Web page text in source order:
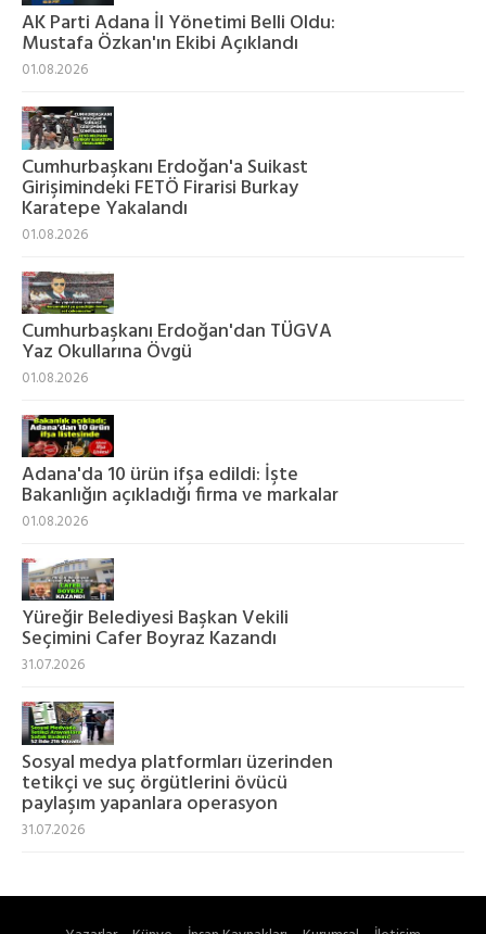
AK Parti Adana İl Yönetimi Belli Oldu:
Mustafa Özkan'ın Ekibi Açıklandı
01.08.2026
Cumhurbaşkanı Erdoğan'a Suikast
Girişimindeki FETÖ Firarisi Burkay
Karatepe Yakalandı
01.08.2026
Cumhurbaşkanı Erdoğan'dan TÜGVA
Yaz Okullarına Övgü
01.08.2026
Adana'da 10 ürün ifşa edildi: İşte
Bakanlığın açıkladığı firma ve markalar
01.08.2026
Yüreğir Belediyesi Başkan Vekili
Seçimini Cafer Boyraz Kazandı
31.07.2026
Sosyal medya platformları üzerinden
tetikçi ve suç örgütlerini övücü
paylaşım yapanlara operasyon
31.07.2026